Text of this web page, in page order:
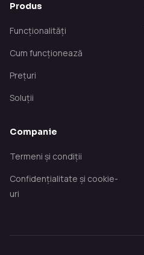
Produs
Funcționalități
Cum funcționează
Prețuri
Soluții
Companie
Termeni și condiții
Confidențialitate și cookie-
uri